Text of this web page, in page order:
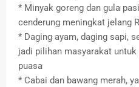
* Minyak goreng dan gula
cenderung meningkat jelang
* Daging ayam, daging sapi,
jadi pilihan masyarakat
puasa
* Cabai dan bawang merah,